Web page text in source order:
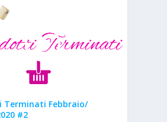
Terminati Febbraio/
#2